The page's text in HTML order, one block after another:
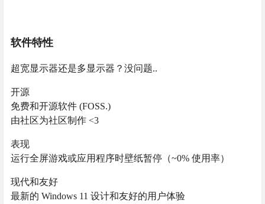
软件特性
超宽显示器还是多显示器？没问题..
开源
免费和开源软件 (FOSS.)
由社区为社区制作 <3
表现
运行全屏游戏或应用程序时壁纸暂停（~0% 使用率）
现代和友好
最新的 Windows 11 设计和友好的用户体验